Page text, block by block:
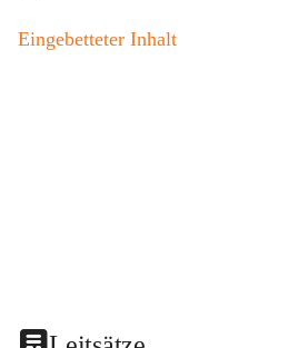
o
Eingebetteter Inhalt